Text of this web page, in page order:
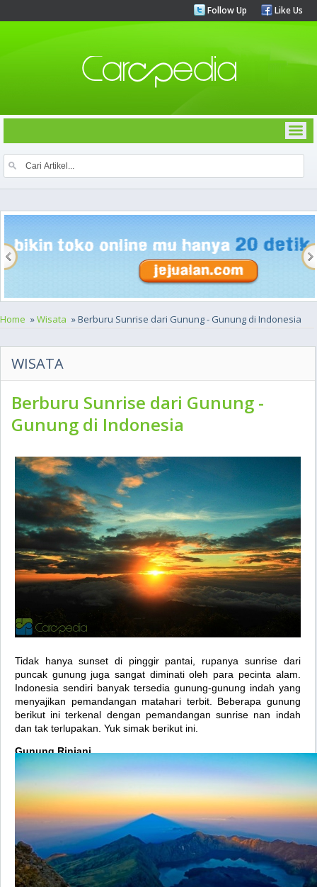
Follow Up Like Us
Home »Wisata » Berburu Sunrise dari Gunung - Gunung di Indonesia
WISATA
Berburu Sunrise dari Gunung -
Gunung di Indonesia
Tidak hanya sunset di pinggir pantai, rupanya sunrise dari
puncak gunung juga sangat diminati oleh para pecinta alam.
Indonesia sendiri banyak tersedia gunung-gunung indah yang
menyajikan pemandangan matahari terbit. Beberapa gunung
berikut ini terkenal dengan pemandangan sunrise nan indah
dan tak terlupakan. Yuk simak berikut ini.
Gunung Rinjani